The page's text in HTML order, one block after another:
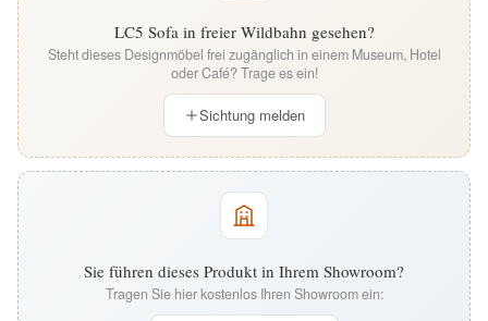
LC5 Sofa in freier Wildbahn gesehen?
Steht dieses Designmöbel frei zugänglich in einem Museum, Hotel
oder Café? Trage es ein!
Sichtung melden
Sie führen dieses Produkt in Ihrem Showroom?
Tragen Sie hier kostenlos Ihren Showroom ein: